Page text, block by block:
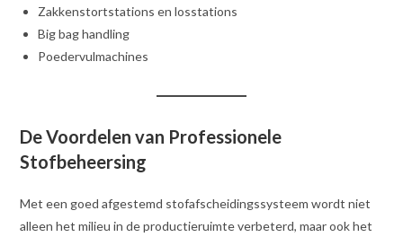
Zakkenstortstations en losstations
Big bag handling
Poedervulmachines
De Voordelen van Professionele
Stofbeheersing
Met een goed afgestemd stofafscheidingssysteem wordt niet
alleen het milieu in de productieruimte verbeterd, maar ook het